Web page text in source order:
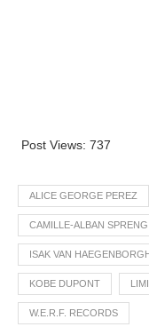
Post Views: 737
ALICE GEORGE PEREZ
CAMILLE-ALBAN SPRENG
ISAK VAN HAEGENBORGH
KOBE DUPONT
W.E.R.F. RECORDS